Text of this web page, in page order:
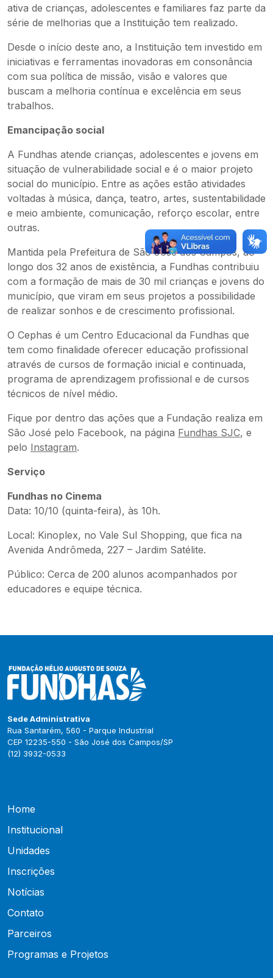
ativa de crianças, adolescentes e familiares faz parte da
série de melhorias que a Instituição tem realizado.
Desde o início deste ano, a Instituição tem investido em
iniciativas e ferramentas inovadoras em consonância
com sua política de missão, visão e valores que
buscam a melhoria contínua e excelência em seus
trabalhos.
Emancipação social
A Fundhas atende crianças, adolescentes e jovens em
situação de vulnerabilidade social e é o maior projeto
social do município. Entre as ações estão atividades
voltadas à música, dança, teatro, artes, sustentabilidade
e meio ambiente, comunicação, reforço escolar, entre
outras.
Mantida pela Prefeitura de São José dos Campos, ao
longo dos 32 anos de existência, a Fundhas contribuiu
com a formação de mais de 30 mil crianças e jovens do
município, que viram em seus projetos a possibilidade
de realizar sonhos e de crescimento profissional.
O Cephas é um Centro Educacional da Fundhas que
tem como finalidade oferecer educação profissional
através de cursos de formação inicial e continuada,
programa de aprendizagem profissional e de cursos
técnicos de nível médio.
Fique por dentro das ações que a Fundação realiza em
São José pelo Facebook, na página Fundhas SJC, e
pelo Instagram.
Serviço
Fundhas no Cinema
Data: 10/10 (quinta-feira), às 10h.
Local: Kinoplex, no Vale Sul Shopping, que fica na
Avenida Andrômeda, 227 – Jardim Satélite.
Público: Cerca de 200 alunos acompanhados por
educadores e equipe técnica.
Sede Administrativa
Rua Santarém, 560 - Parque Industrial
CEP 12235-550 - São José dos Campos/SP
(12) 3932-0533
Home
Institucional
Unidades
Inscrições
Notícias
Contato
Parceiros
Programas e Projetos